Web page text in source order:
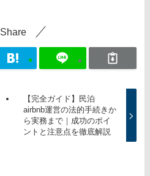
Share
【完全ガイド】民泊
airbnb運営の法的手続きか
ら実務まで｜成功のポイ
ントと注意点を徹底解説